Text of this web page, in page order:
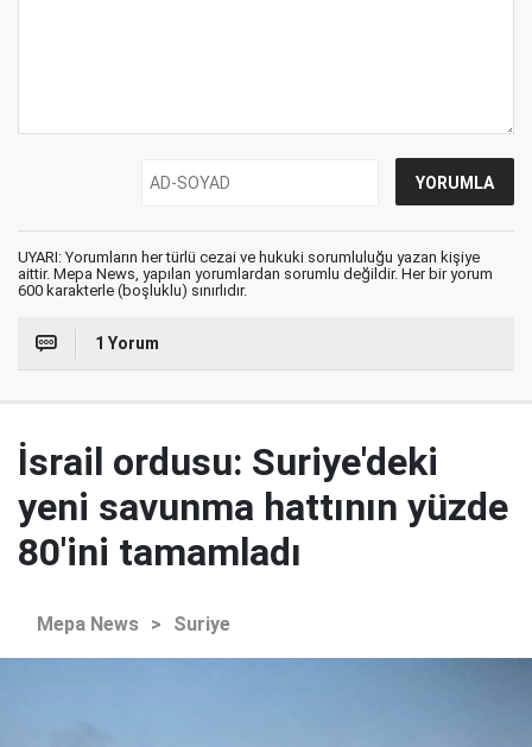
UYARI: Yorumların her türlü cezai ve hukuki sorumluluğu yazan kişiye
aittir. Mepa News, yapılan yorumlardan sorumlu değildir. Her bir yorum
600 karakterle (boşluklu) sınırlıdır.
1 Yorum
İsrail ordusu: Suriye'deki
yeni savunma hattının yüzde
80'ini tamamladı
Mepa News > Suriye